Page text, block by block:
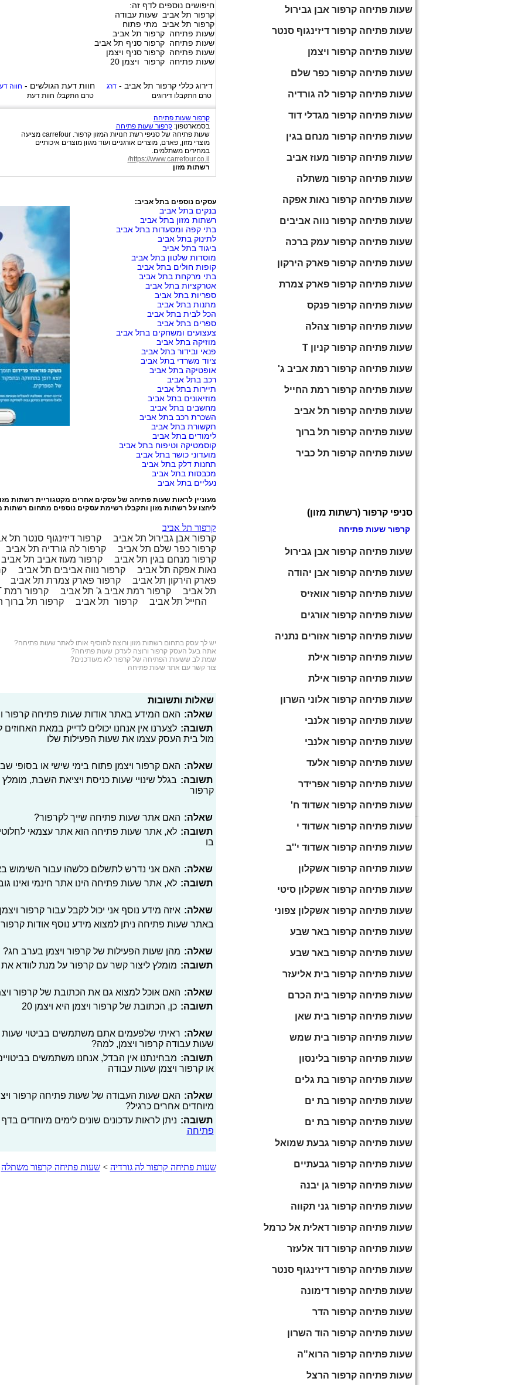
חיפושים נוספים לדף זה:
קרפור תל אביב שעות עבודה
קרפור תל אביב מתי פתוח
שעות פתיחה קרפור תל אביב
שעות פתיחה קרפור סניף תל אביב
שעות פתיחה קרפור סניף ויצמן
שעות פתיחה קרפור ויצמן 20
חוות דעת הגולשים - חווה
טרם התקבלו חוות דעת
דירוג כלליקרפור תל אביב -דרג
טרם התקבלו דירוגים
קרפור שעות פתיחה
בסמארטפון:קרפור שעות פתיחה
שעות פתיחה של סניפי רשת חנויות המזון קרפור. carrefour מציעה
מוצרי מזון, פארם, מוצרים אורגניים ועוד מגוון מוצרים איכותיים
במחירים משתלמים.
https://www.carrefour.co.il/
רשתות מזון
עסקים נוספים בתל אביב:
בנקים בתל אביב
רשתות מזון בתל אביב
בתי קפה ומסעדות בתל אביב
לתינוק בתל אביב
ביגוד בתל אביב
מוסדות שלטון בתל אביב
קופות חולים בתל אביב
בתי מרקחת בתל אביב
אטרקציות בתל אביב
ספריות בתל אביב
מתנות בתל אביב
הכל לבית בתל אביב
ספרים בתל אביב
צעצועים ומשחקים בתל אביב
מוזיקה בתל אביב
פנאי ובידור בתל אביב
ציוד משרדי בתל אביב
אופטיקה בתל אביב
רכב בתל אביב
תיירות בתל אביב
מוזיאונים בתל אביב
מחשבים בתל אביב
השכרת רכב בתל אביב
תקשורת בתל אביב
לימודים בתל אביב
קוסמטיקה וטיפוח בתל אביב
מועדוני כושר בתל אביב
תחנות דלק בתל אביב
מכבסות בתל אביב
נעליים בתל אביב
מעוניין לראות שעות פתיחה של עסקים אחרים מקטגוריית רשתות
ליחצו על רשתות מזון ותקבלו רשימת עסקים נוספים מתחום רשתות
קרפור תל אביב
קרפור אבן גבירול תל אביב
קרפור דיזינגוף סנטר תל
קרפור כפר שלם תל אביב
קרפור לה גורדיה תל אביב
קרפור מנחם בגין תל אביב
קרפור מעוז אביב תל אביב
נאות אפקה תל אביב
קרפור נווה אביבים תל אביב
פארק הירקון תל אביב
קרפור פארק צמרת תל אביב
קרפור קניון T תל אביב
קרפור רמת אביב ג' תל אביב
קרפור רמת
החייל תל אביב
קרפור תל אביב קרפור תל ברוך
יש לך עסק בתחוםרשתות מזון ורוצה להוסיף אותו לאתר שעות פתיחה?
אתה בעל העסק קרפור ורוצה לעדכן שעות פתיחה?
שמת לב ששעות הפתיחה של קרפור לא מעודכנים?
צור קשר עם אתר שעות פתיחה
שאלות ותשובות
שאלה: האם המידע באתר אודות שעות פתיחה קרפור
תשובה: לצערנו אין אנחנו יכולים לדייק במאת
מול בית העסק עצמו את שעות הפעילות שלו
שאלה: האם קרפור ויצמן פתוח בימי שישי או בסופי
תשובה: בגלל שינויי שעות כניסת ויציאת השבת,
קרפור
שאלה: האם אתר שעות פתיחה שייך לקרפור?
תשובה: לא, אתר שעות פתיחה הוא אתר עצמאי
בו
שאלה: האם אני נדרש לתשלום כלשהו עבור השימוש
תשובה: לא, אתר שעות פתיחה הינו אתר חינמי ואינו
שאלה: איזה מידע נוסף אני יכול לקבל עבור קרפור
באתר שעות פתיחה ניתן למצוא מידע נוסף אודות
שאלה: מהן שעות הפעילות של קרפור ויצמן בערב חג?
תשובה: מומלץ ליצור קשר עם קרפור על מנת לוודא
שאלה: האם אוכל למצוא גם את הכתובת של קרפור
תשובה: כן, הכתובת של קרפור ויצמן היא ויצמן 20
שאלה: ראיתי שלפעמים אתם משתמשים בביטוי שעות
שעות עבודה קרפור ויצמן, למה?
תשובה: מבחינתנו אין הבדל, אנחנו משתמשים
או קרפור ויצמן שעות עבודה
שאלה: האם שעות העבודה של שעות פתיחה קרפור
מיוחדים אחרים כרגיל?
תשובה: ניתן לראות עדכונים שונים לימים מיוחדים
פתיחה
שעות פתיחה קרפור לה גורדיה >שעות פתיחה קרפור משתלה
שעות פתיחה קרפור אבן גבירול
שעות פתיחה קרפור דיזינגוף סנטר
שעות פתיחה קרפור ויצמן
שעות פתיחה קרפור כפר שלם
שעות פתיחה קרפור לה גורדיה
שעות פתיחה קרפור מגדלי דוד
שעות פתיחה קרפור מנחם בגין
שעות פתיחה קרפור מעוז אביב
שעות פתיחה קרפור משתלה
שעות פתיחה קרפור נאות אפקה
שעות פתיחה קרפור נווה אביבים
שעות פתיחה קרפור עמק ברכה
שעות פתיחה קרפור פארק הירקון
שעות פתיחה קרפור פארק צמרת
שעות פתיחה קרפור פנקס
שעות פתיחה קרפור צהלה
שעות פתיחה קרפור קניון T
שעות פתיחה קרפור רמת אביב ג'
שעות פתיחה קרפור רמת החייל
שעות פתיחה קרפור תל אביב
שעות פתיחה קרפור תל ברוך
שעות פתיחה קרפור תל כביר
סניפי קרפור (רשתות מזון)
קרפור שעות פתיחה
שעות פתיחה קרפור אבן גבירול
שעות פתיחה קרפור אבן יהודה
שעות פתיחה קרפור אואזיס
שעות פתיחה קרפור אורגים
שעות פתיחה קרפור אזורים נתניה
שעות פתיחה קרפור אילת
שעות פתיחה קרפור אילת
שעות פתיחה קרפור אלוני השרון
שעות פתיחה קרפור אלנבי
שעות פתיחה קרפור אלנבי
שעות פתיחה קרפור אלעד
שעות פתיחה קרפור אפרידר
שעות פתיחה קרפור אשדוד ח'
שעות פתיחה קרפור אשדוד י
שעות פתיחה קרפור אשדוד י''ב
שעות פתיחה קרפור אשקלון
שעות פתיחה קרפור אשקלון סיטי
שעות פתיחה קרפור אשקלון צפוני
שעות פתיחה קרפור באר שבע
שעות פתיחה קרפור באר שבע
שעות פתיחה קרפור בית אליעזר
שעות פתיחה קרפור בית הכרם
שעות פתיחה קרפור בית שאן
שעות פתיחה קרפור בית שמש
שעות פתיחה קרפור בלינסון
שעות פתיחה קרפור בת גלים
שעות פתיחה קרפור בת ים
שעות פתיחה קרפור בת ים
שעות פתיחה קרפור גבעת שמואל
שעות פתיחה קרפור גבעתיים
שעות פתיחה קרפור גן יבנה
שעות פתיחה קרפור גני תקווה
שעות פתיחה קרפור דאלית אל כרמל
שעות פתיחה קרפור דוד אלעזר
שעות פתיחה קרפור דיזינגוף סנטר
שעות פתיחה קרפור דימונה
שעות פתיחה קרפור הדר
שעות פתיחה קרפור הוד השרון
שעות פתיחה קרפור הרוא"ה
שעות פתיחה קרפור הרצל